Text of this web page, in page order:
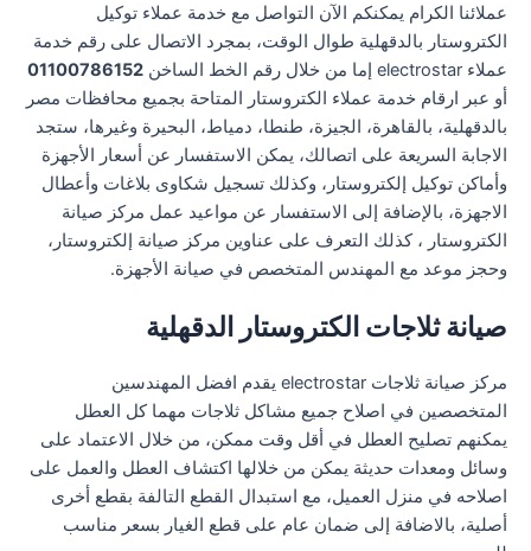
عملائنا الكرام يمكنكم الآن التواصل مع خدمة عملاء توكيل
الكتروستار بالدقهلية طوال الوقت، بمجرد الاتصال على رقم خدمة
عملاء electrostar إما من خلال رقم الخط الساخن
01100786152
أو عبر ارقام خدمة عملاء الكتروستار المتاحة بجميع محافظات مصر
بالدقهلية، بالقاهرة، الجيزة، طنطا، دمياط، البحيرة وغيرها، ستجد
الاجابة السريعة على اتصالك، يمكن الاستفسار عن أسعار الأجهزة
وأماكن توكيل إلكتروستار، وكذلك تسجيل شكاوى بلاغات وأعطال
الاجهزة، بالإضافة إلى الاستفسار عن مواعيد عمل مركز صيانة
الكتروستار ، كذلك التعرف على عناوين مركز صيانة إلكتروستار،
وحجز موعد مع المهندس المتخصص في صيانة الأجهزة.
صيانة ثلاجات الكتروستار الدقهلية
مركز صيانة ثلاجات electrostar يقدم افضل المهندسين
المتخصصين في اصلاح جميع مشاكل ثلاجات مهما كل العطل
يمكنهم تصليح العطل في أقل وقت ممكن، من خلال الاعتماد على
وسائل ومعدات حديثة يمكن من خلالها اكتشاف العطل والعمل على
اصلاحه في منزل العميل، مع استبدال القطع التالفة بقطع أخرى
أصلية، بالاضافة إلى ضمان عام على قطع الغيار بسعر مناسب